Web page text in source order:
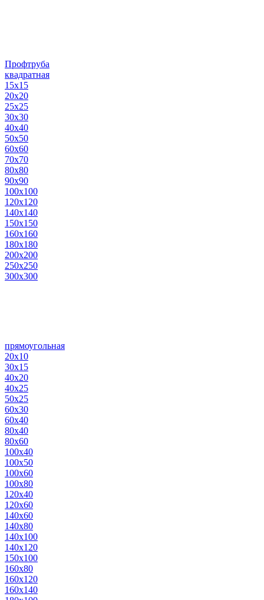
Профтруба
квадратная
15х15
20х20
25х25
30х30
40х40
50х50
60х60
70х70
80х80
90х90
100х100
120х120
140х140
150х150
160х160
180х180
200х200
250х250
300х300
прямоугольная
20х10
30х15
40х20
40х25
50х25
60х30
60х40
80х40
80х60
100х40
100х50
100х60
100х80
120х40
120х60
140х60
140х80
140х100
140х120
150х100
160х80
160х120
160х140